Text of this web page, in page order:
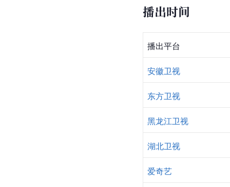
播出时间
播出平台
安徽卫视
东方卫视
黑龙江卫视
湖北卫视
爱奇艺